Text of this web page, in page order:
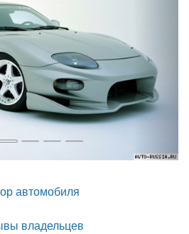
автомобиля
владельцев